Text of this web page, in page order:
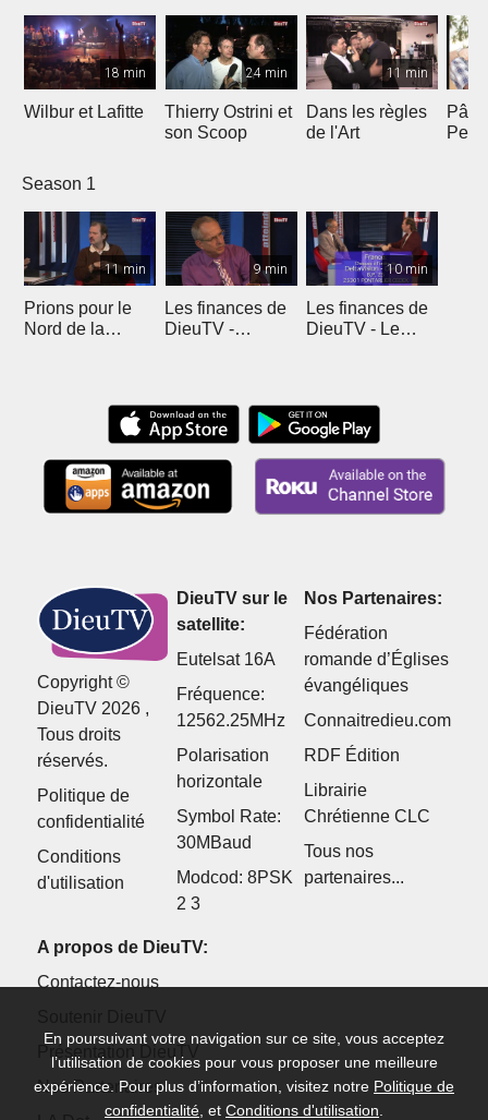
18 min
Wilbur et Lafitte
24 min
Thierry Ostrini et
son Scoop
11 min
Dans les règles
de l'Art
Season 1
11 min
Prions pour le
Nord de la
9 min
Les finances de
DieuTV -
10 min
Les finances de
DieuTV - Le
Copyright ©
DieuTV 2026 ,
Tous droits
réservés.
Politique de
confidentialité
Conditions
d'utilisation
DieuTV sur le
satellite:
Eutelsat 16A
Fréquence:
12562.25MHz
Polarisation
horizontale
Symbol Rate:
30MBaud
Modcod: 8PSK
2 3
Nos Partenaires:
Fédération
romande d’Églises
évangéliques
Connaitredieu.com
RDF Édition
Librairie
Chrétienne CLC
Tous nos
partenaires...
A propos de DieuTV:
Contactez-nous
Présentation DieuTV
Nos Partenaires
En poursuivant votre navigation sur ce site, vous acceptez
l’utilisation de cookies pour vous proposer une meilleure
expérience. Pour plus d’information, visitez notre Politique de
confidentialité , et Conditions d'utilisation